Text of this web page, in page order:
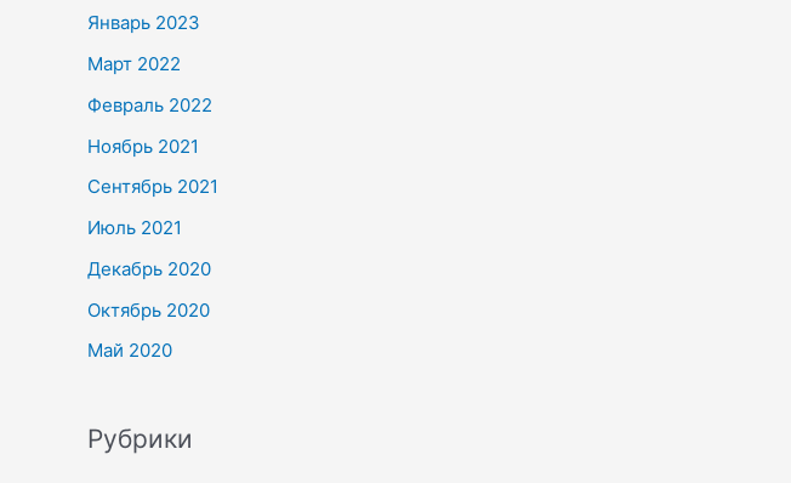
Январь 2023
Март 2022
Февраль 2022
Ноябрь 2021
Сентябрь 2021
Июль 2021
Декабрь 2020
Октябрь 2020
Май 2020
Рубрики